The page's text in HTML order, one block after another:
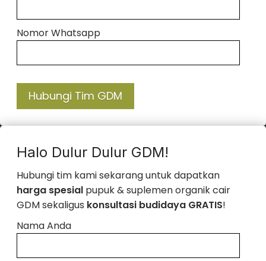
Nomor Whatsapp
Hubungi Tim GDM
Halo Dulur Dulur GDM!
Hubungi tim kami sekarang untuk dapatkan
harga spesial pupuk & suplemen organik cair
GDM sekaligus konsultasi budidaya GRATIS!
Nama Anda